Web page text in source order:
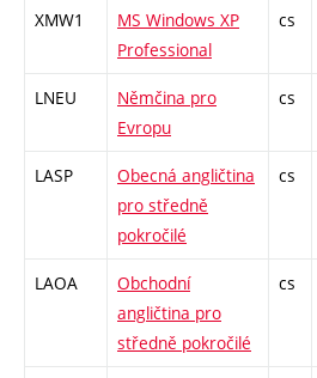
XMW1
MS Windows XP
Professional
cs
LNEU
Němčina pro
Evropu
cs
LASP
Obecná angličtina
pro středně
pokročilé
cs
LAOA
Obchodní
angličtina pro
středně pokročilé
cs